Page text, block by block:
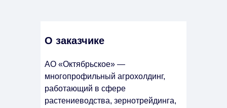
О заказчике
АО «Октябрьское» —
многопрофильный агрохолдинг,
работающий в сфере
растениеводства, зернотрейдинга,